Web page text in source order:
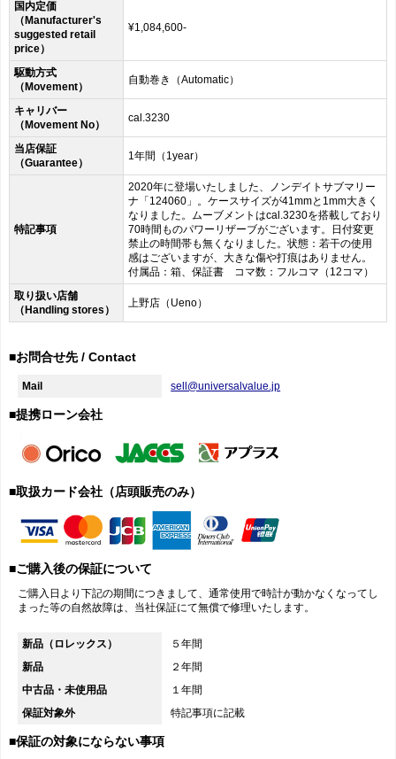
国内定価
（Manufacturer's
suggested retail
price）
¥1,084,600-
駆動方式
（Movement）
自動巻き（Automatic）
キャリバー
（Movement No）
cal.3230
当店保証
（Guarantee）
1年間（1year）
特記事項
2020年に登場いたしました、ノンデイトサブマリー
ナ「124060」。ケースサイズが41mmと1mm大きく
なりました。ムーブメントはcal.3230を搭載しており
70時間ものパワーリザーブがございます。日付変更
禁止の時間帯も無くなりました。状態：若干の使用
感はございますが、大きな傷や打痕はありません。
付属品：箱、保証書 コマ数：フルコマ（12コマ）
取り扱い店舗
（Handling stores）
上野店（Ueno）
■お問合せ先 / Contact
Mail sell@universalvalue.jp
■提携ローン会社
■取扱カード会社（店頭販売のみ）
■ご購入後の保証について
ご購入日より下記の期間につきまして、通常使用で時計が動かなくなってし
まった等の自然故障は、当社保証にて無償で修理いたします。
新品（ロレックス）
５年間
新品
２年間
中古品・未使用品
１年間
保証対象外
特記事項に記載
■保証の対象にならない事項